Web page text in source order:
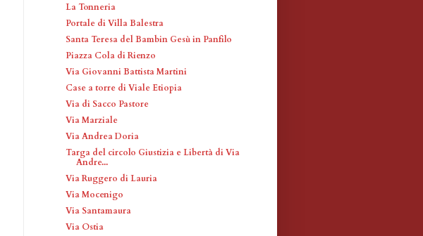
La Tonneria
Portale di Villa Balestra
Santa Teresa del Bambin Gesù in Panfilo
Piazza Cola di Rienzo
Via Giovanni Battista Martini
Case a torre di Viale Etiopia
Via di Sacco Pastore
Via Marziale
Via Andrea Doria
Targa del circolo Giustizia e Libertà di Via
Andre...
Via Ruggero di Lauria
Via Mocenigo
Via Santamaura
Via Ostia